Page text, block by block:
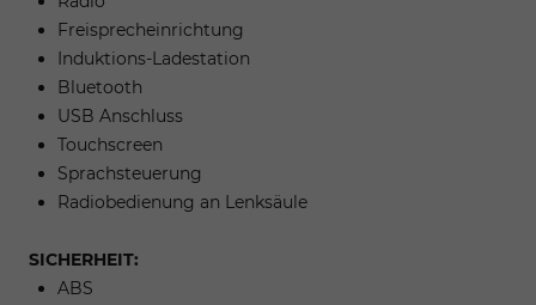
Freisprecheinrichtung
Induktions-Ladestation
Bluetooth
USB Anschluss
Touchscreen
Sprachsteuerung
Radiobedienung an Lenksäule
SICHERHEIT:
ABS